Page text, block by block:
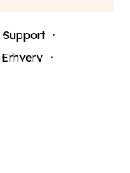
Support
Erhverv